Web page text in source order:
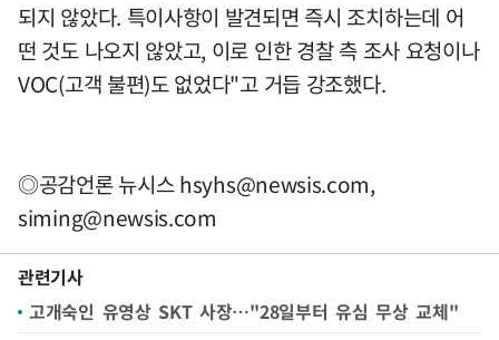
되지 않았다. 특이사항이 발견되면 즉시 조치하는데 어
떤 것도 나오지 않았고, 이로 인한 경찰 측 조사 요청이나
VOC(고객 불편)도 없었다"고 거듭 강조했다.
◎공감언론 뉴시스hsyhs@newsis.com,
siming@newsis.com
관련기사
고개숙인 유영상 SKT 사장…"28일부터 유심 무상 교체"